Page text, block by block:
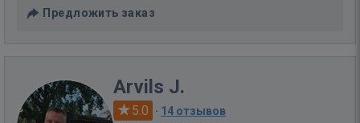
Предложить заказ
Arvils J.
5.0 · 14 отзывов